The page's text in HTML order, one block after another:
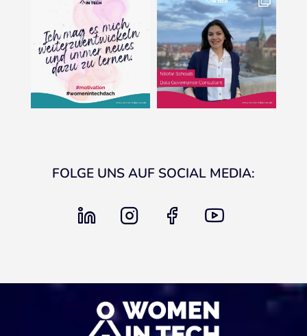
FOLGE UNS AUF SOCIAL MEDIA:
linkedin instagram